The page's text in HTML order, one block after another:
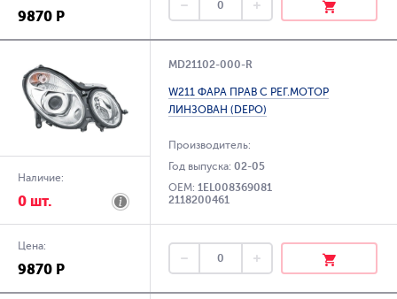
9870 Р
Наличие:
0 шт.
MD21102-000-R
W211 ФАРА ПРАВ С РЕГ.МОТОР
ЛИНЗОВАН (DEPO)
Производитель:
Год выпуска:02-05
OEM:1EL008369081
2118200461
Цена:
9870 Р